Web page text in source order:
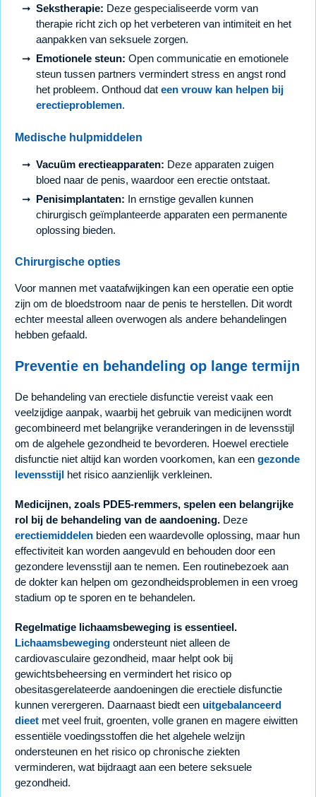
Sekstherapie: Deze gespecialiseerde vorm van
therapie richt zich op het verbeteren van intimiteit en het
aanpakken van seksuele zorgen.
Emotionele steun: Open communicatie en emotionele
steun tussen partners vermindert stress en angst rond
het probleem. Onthoud dat een vrouw kan helpen bij
erectieproblemen.
Medische hulpmiddelen
Vacuüm erectieapparaten: Deze apparaten zuigen
bloed naar de penis, waardoor een erectie ontstaat.
Penisimplantaten: In ernstige gevallen kunnen
chirurgisch geïmplanteerde apparaten een permanente
oplossing bieden.
Chirurgische opties
Voor mannen met vaatafwijkingen kan een operatie een optie
zijn om de bloedstroom naar de penis te herstellen. Dit wordt
echter meestal alleen overwogen als andere behandelingen
hebben gefaald.
Preventie en behandeling op lange termijn
De behandeling van erectiele disfunctie vereist vaak een
veelzijdige aanpak, waarbij het gebruik van medicijnen wordt
gecombineerd met belangrijke veranderingen in de levensstijl
om de algehele gezondheid te bevorderen. Hoewel erectiele
disfunctie niet altijd kan worden voorkomen, kan een gezonde
levensstijl het risico aanzienlijk verkleinen.
Medicijnen, zoals PDE5-remmers, spelen een belangrijke
rol bij de behandeling van de aandoening. Deze
erectiemiddelen bieden een waardevolle oplossing, maar hun
effectiviteit kan worden aangevuld en behouden door een
gezondere levensstijl aan te nemen. Een routinebezoek aan
de dokter kan helpen om gezondheidsproblemen in een vroeg
stadium op te sporen en te behandelen.
Regelmatige lichaamsbeweging is essentieel.
Lichaamsbeweging ondersteunt niet alleen de
cardiovasculaire gezondheid, maar helpt ook bij
gewichtsbeheersing en vermindert het risico op
obesitasgerelateerde aandoeningen die erectiele disfunctie
kunnen verergeren. Daarnaast biedt een uitgebalanceerd
dieet met veel fruit, groenten, volle granen en magere eiwitten
essentiële voedingsstoffen die het algehele welzijn
ondersteunen en het risico op chronische ziekten
verminderen, wat bijdraagt aan een betere seksuele
gezondheid.